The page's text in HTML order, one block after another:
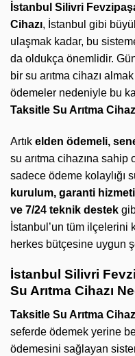
İstanbul Silivri
Cihazı, İstanbul gibi
ulaşmak kadar, bu
da oldukça önemlidir.
bir su arıtma cihazı
ödemeler nedeniyle bu
Taksitle Su Arıtma
Artık elden ödemeli,
su arıtma cihazına
sadece ödeme kolaylığı
kurulum, garanti
ve 7/24 teknik destek
İstanbul’un tüm
herkes bütçesine uygun
İstanbul Silivri
Su Arıtma Cihazı
Taksitle Su Arıtma
seferde ödemek yerine
ödemesini sağlayan